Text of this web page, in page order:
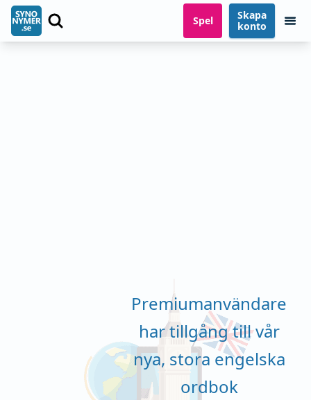
Spel
Skapa
konto
Premiumanvändare
har tillgång till vår
nya, stora engelska
ordbok